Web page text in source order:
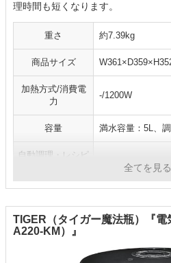
理時間も短くなります。
重さ 約7.39kg
商品サイズ
加熱方式/消費電
力
-/1200W
容量 満水容量：5L、
自動調理・レシピ
全てを見る
TIGER（タイガー魔法瓶）『
A220-KM）』